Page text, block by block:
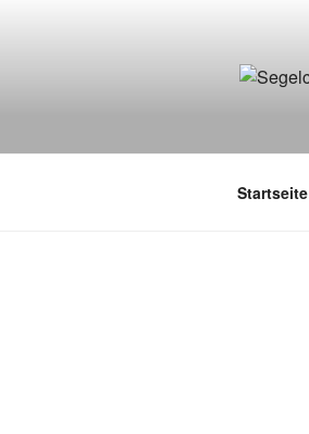
Startseite